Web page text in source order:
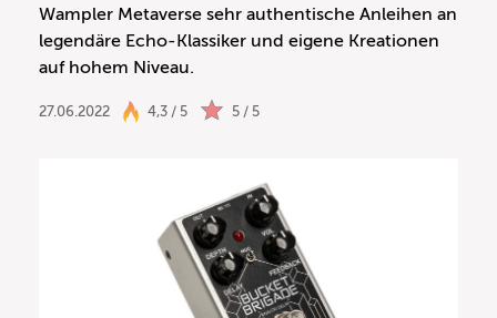
Wampler Metaverse sehr authentische Anleihen an
legendäre Echo-Klassiker und eigene Kreationen
auf hohem Niveau.
27.06.2022 4,3 / 5 5 / 5